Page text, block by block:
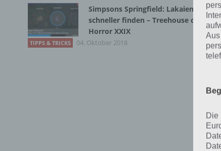
Simpsons Springfield: Lakaien
schneller finden – Treehouse of
Horror XXIX
TIPPS & TRICKS 04. Oktober 2018
Die